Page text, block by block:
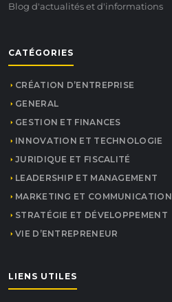
Blog d'actualités et d'informations
CATÉGORIES
CRÉATION D’ENTREPRISE
GENERAL
GESTION ET FINANCES
INNOVATION ET TECHNOLOGIE
JURIDIQUE ET FISCALITÉ
LEADERSHIP ET MANAGEMENT
MARKETING ET COMMUNICATION
STRATÉGIE ET DÉVELOPPEMENT
VIE D’ENTREPRENEUR
LIENS UTILES